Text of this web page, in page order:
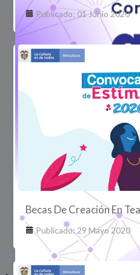
Publicado: 01 Junio 2020
Becas De Creación En
Publicado: 29 Mayo 2020